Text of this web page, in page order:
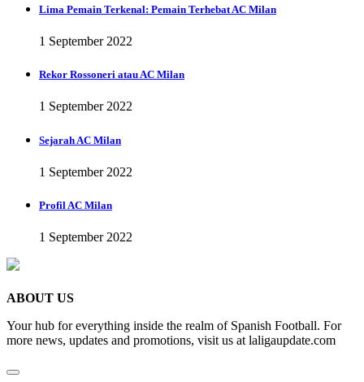
Lima Pemain Terkenal: Pemain Terhebat AC Milan
1 September 2022
Rekor Rossoneri atau AC Milan
1 September 2022
Sejarah AC Milan
1 September 2022
Profil AC Milan
1 September 2022
ABOUT US
Your hub for everything inside the realm of Spanish Football. For
more news, updates and promotions, visit us at laligaupdate.com